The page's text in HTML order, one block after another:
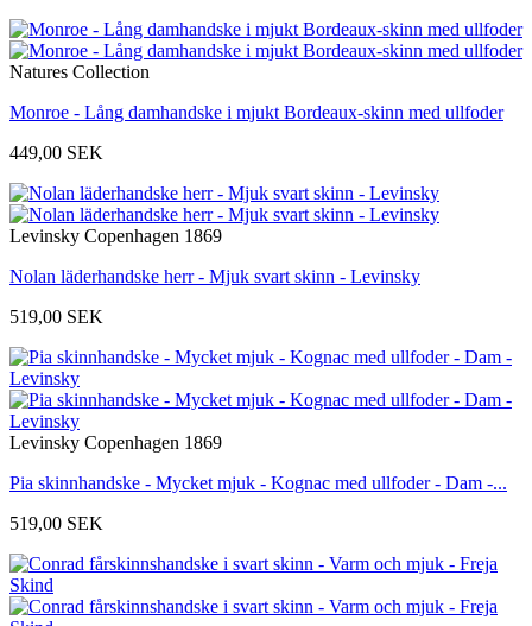
Natures Collection
Monroe - Lång damhandske i mjukt Bordeaux-skinn med ullfoder
449,00 SEK
Levinsky Copenhagen 1869
Nolan läderhandske herr - Mjuk svart skinn - Levinsky
519,00 SEK
Levinsky Copenhagen 1869
Pia skinnhandske - Mycket mjuk - Kognac med ullfoder - Dam -...
519,00 SEK